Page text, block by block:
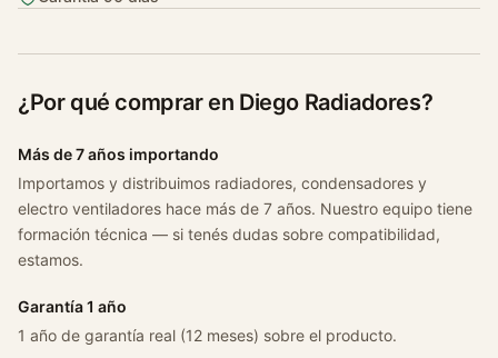
e
2
5
/
2
.
7
/
a
¿Por qué comprar en Diego Radiadores?
Más de 7 años importando
Importamos y distribuimos radiadores, condensadores y
electro ventiladores hace más de 7 años. Nuestro equipo tiene
formación técnica — si tenés dudas sobre compatibilidad,
estamos.
Garantía 1 año
1 año de garantía real (12 meses) sobre el producto.